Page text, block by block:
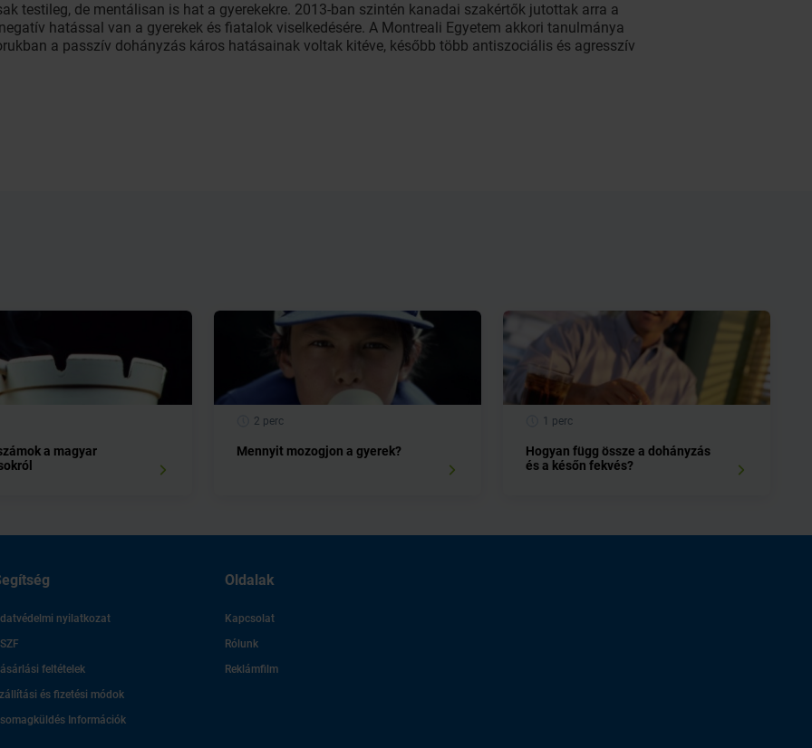
testileg, de mentálisan is hat a gyerekekre. 2013-ban szintén kanadai szakértők jutottak arra a
hatással van a gyerekek és fiatalok viselkedésére. A Montreali Egyetem akkori tanulmánya
a passzív dohányzás káros hatásainak voltak kitéve, később több antiszociális és agresszív
a magyar
2 perc
Mennyit mozogjon a gyerek?
1 perc
Hogyan függ össze a dohányzás
és a későn fekvés?
nyilatkozat
feltételek
és fizetési módok
Információk
Oldalak
Kapcsolat
Rólunk
Reklámfilm